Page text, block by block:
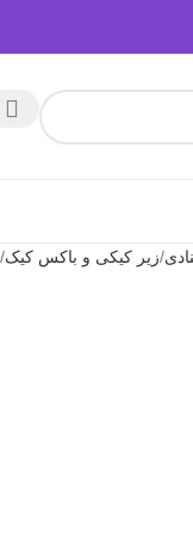
زیر کیکی و باکس کیک